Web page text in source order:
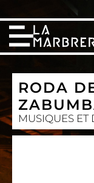
RODA
MUSIQUES ET